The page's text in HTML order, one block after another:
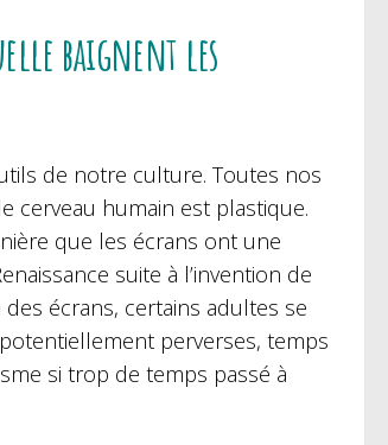
baignent les
de notre culture. Toutes nos
cerveau humain est plastique.
que les écrans ont une
suite à l’invention de
écrans, certains adultes se
perverses, temps
si trop de temps passé à